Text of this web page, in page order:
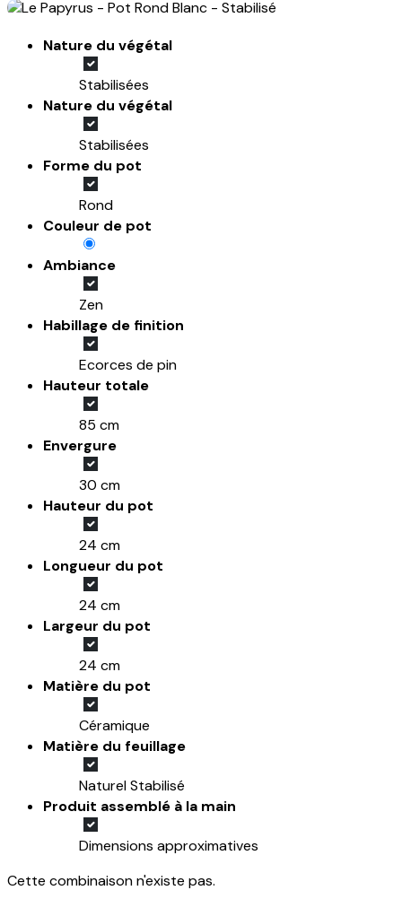
Nature du végétal
Stabilisées
Nature du végétal
Stabilisées
Forme du pot
Rond
Couleur de pot
Ambiance
Zen
Habillage de finition
Ecorces de pin
Hauteur totale
85 cm
Envergure
30 cm
Hauteur du pot
24 cm
Longueur du pot
24 cm
Largeur du pot
24 cm
Matière du pot
Céramique
Matière du feuillage
Naturel Stabilisé
Produit assemblé à la main
Dimensions approximatives
Cette combinaison n'existe pas.